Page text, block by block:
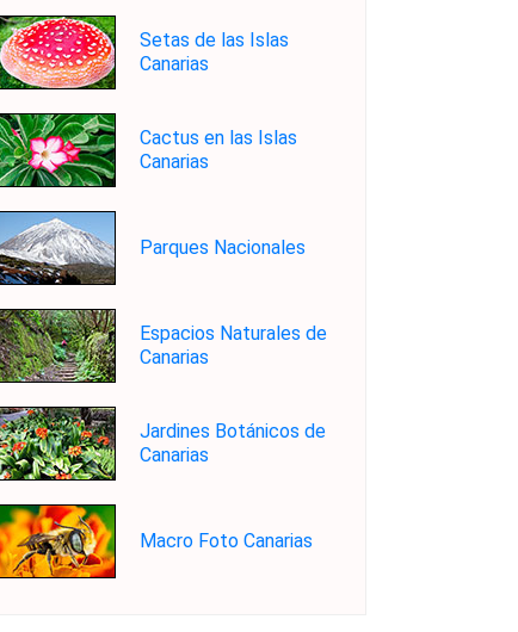
Setas de las Islas
Canarias
Cactus en las Islas
Canarias
Parques Nacionales
Espacios Naturales de
Canarias
Jardines Botánicos de
Canarias
Macro Foto Canarias